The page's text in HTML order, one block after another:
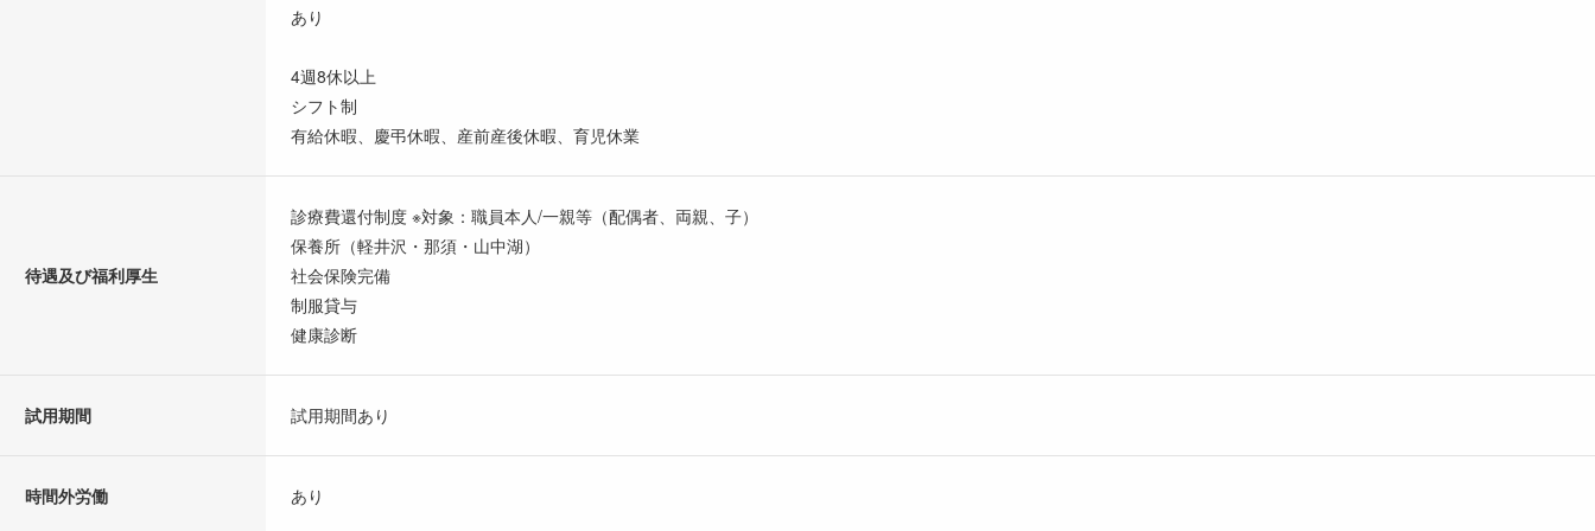
あり
4週8休以上
シフト制
有給休暇、慶弔休暇、産前産後休暇、育児休業
待遇及び福利厚生
診療費還付制度 ※対象：職員本人/一親等（配偶者、両親、子）
保養所（軽井沢・那須・山中湖）
社会保険完備
制服貸与
健康診断
試用期間 試用期間あり
時間外労働 あり